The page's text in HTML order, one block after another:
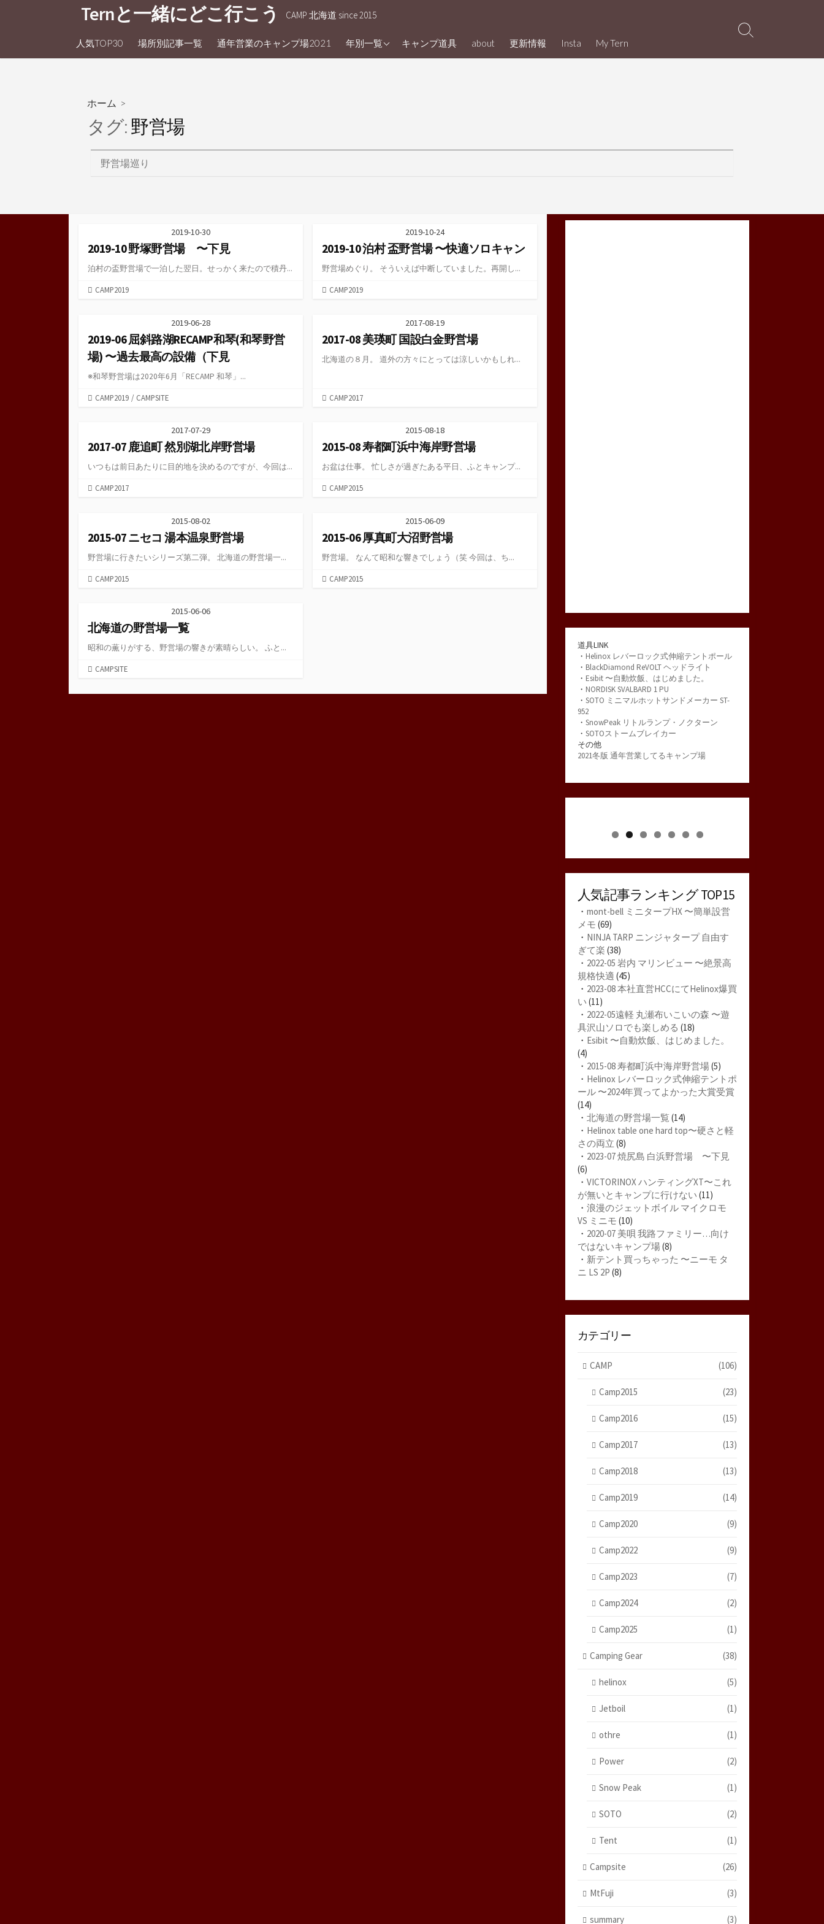
ン
Ternと一緒にどこ行こう CAMP 北海道 since 2015
人気TOP30 場所別記事一覧 通年営業のキャンプ場2021 年別一覧
Camp2025
camp 2021
Camp2023
2021冬版 通年営業して
るキャンプ場 in北海道
キャンプ道具 about 更新情報 Insta My Tern
検
切
ホーム >
タグ: 野営場
野営場巡り
2019-10-30
2019-10 野塚野営場 〜下見
泊村の盃野営場で一泊した翌日。せっかく来たので積丹...
カ
ー
CAMP2019
2019-10-24
2019-10 泊村 盃野営場 〜快適ソロキャン
野営場めぐり。 そういえば中断していました。再開し...
カ
ー
CAMP2019
2019-06-28
2019-06 屈斜路湖RECAMP和琴(和琴野営
場) 〜過去最高の設備（下見
※和琴野営場は2020年6月「RECAMP 和琴」...
カ
ー
CAMP2019 / CAMPSITE
2017-08-19
2017-08 美瑛町 国設白金野営場
北海道の８月。 道外の方々にとっては涼しいかもしれ...
カ
ー
CAMP2017
2017-07-29
2017-07 鹿追町 然別湖北岸野営場
いつもは前日あたりに目的地を決めるのですが、今回は...
カ
ー
CAMP2017
2015-08-18
2015-08 寿都町浜中海岸野営場
お盆は仕事。 忙しさが過ぎたある平日、ふとキャンプ...
カ
ー
CAMP2015
2015-08-02
2015-07 ニセコ 湯本温泉野営場
野営場に行きたいシリーズ第二弾。 北海道の野営場一...
カ
ー
CAMP2015
2015-06-09
2015-06 厚真町大沼野営場
野営場。 なんて昭和な響きでしょう（笑 今回は、ち...
カ
CAMP2015
2015-06-06
北海道の野営場一覧
昭和の薫りがする、野営場の響きが素晴らしい。 ふと...
カ
ゴ
CAMPSITE
道具LINK
・ Helinox レバーロック式伸縮テントポール
・ BlackDiamond ReVOLT ヘッドライト
・ Esibit 〜自動炊飯、はじめました。
・ NORDISK SVALBARD 1 PU
・ SOTO ミニマルホットサンドメーカー ST-
952
・ SnowPeak リトルランプ・ノクターン
・ SOTOストームブレイカー
その他
2021冬版 通年営業してるキャンプ場
人気記事ランキング TOP15
・ mont-bell ミニタープHX 〜簡単設営
メモ (69)
・ NINJA TARP ニンジャタープ 自由す
ぎて楽 (38)
・ 2022-05 岩内 マリンビュー 〜絶景高
規格快適 (45)
・ 2023-08 本社直営HCCにてHelinox爆買
い (11)
・ 2022-05遠軽 丸瀬布いこいの森 〜遊
具沢山ソロでも楽しめる (18)
・ Esibit 〜自動炊飯、はじめました。
(4)
・ 2015-08 寿都町浜中海岸野営場(5)
・ Helinox レバーロック式伸縮テントポ
ール 〜2024年買ってよかった大賞受賞
(14)
・ 北海道の野営場一覧 (14)
・ Helinox table one hard top〜硬さと軽
さの両立 (8)
・ 2023-07 焼尻島 白浜野営場 〜下見
(6)
・ VICTORINOX ハンティングXT〜これ
が無いとキャンプに行けない (11)
・ 浪漫のジェットボイル マイクロモ
VS ミニモ (10)
・ 2020-07 美唄 我路ファミリー…向け
ではないキャンプ場(8)
・ 新テント買っちゃった 〜ニーモ タ
ニ LS 2P (8)
カテゴリー
CAMP (106)
Camp2015 (23)
Camp2016 (15)
Camp2017 (13)
Camp2018 (13)
Camp2019 (14)
Camp2020 (9)
Camp2022 (9)
Camp2023 (7)
Camp2024 (2)
Camp2025 (1)
Camping Gear (38)
helinox (5)
Jetboil (1)
othre (1)
Power (2)
Snow Peak (1)
SOTO (2)
Tent (1)
Campsite (26)
MtFuji (3)
summary (3)